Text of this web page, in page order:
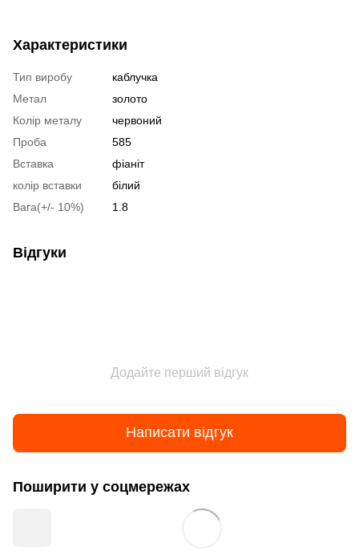
Характеристики
Тип виробу
каблучка
Метал
золото
Колір металу
червоний
Проба
585
Вставка
фіаніт
колір вставки
білий
Вага(+/- 10%)
1.8
Відгуки
Додайте перший відгук
Написати відгук
Поширити у соцмережах